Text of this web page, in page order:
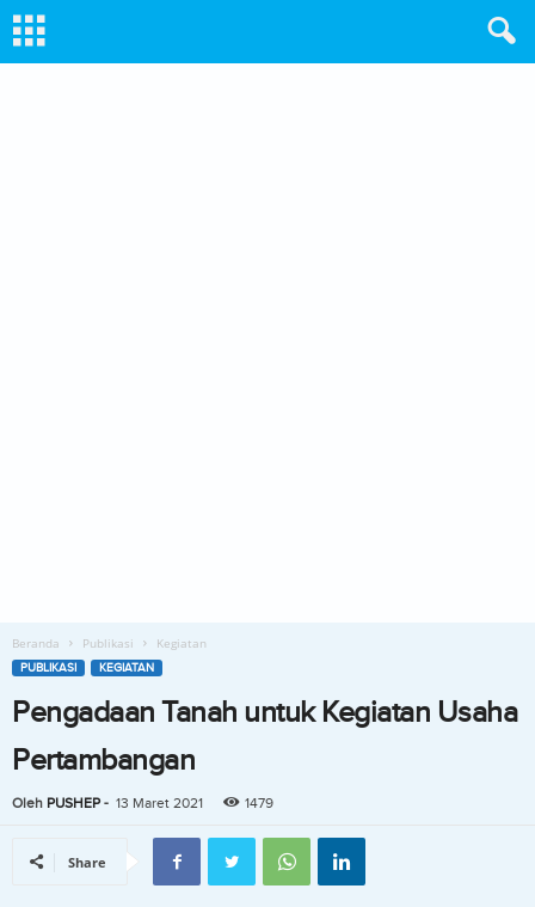
Beranda Publikasi Kegiatan
PUBLIKASI KEGIATAN
Pengadaan Tanah untuk Kegiatan Usaha
Pertambangan
Oleh PUSHEP - 13 Maret 2021 1479
Share